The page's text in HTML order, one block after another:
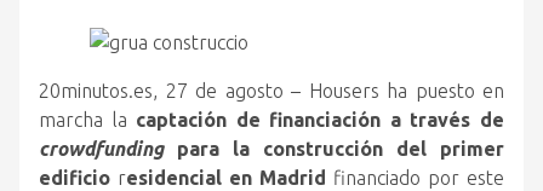
20minutos.es, 27 de agosto – Housers ha puesto en
marcha la captación de financiación a través de
crowdfundingpara la construcción del primer
edificio residencial en Madrid financiado por este